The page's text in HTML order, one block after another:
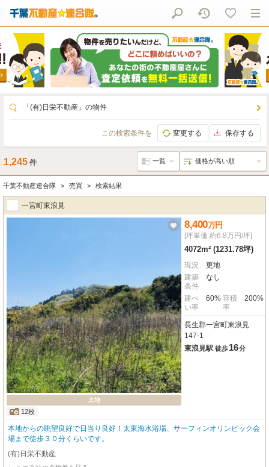
「(有)日栄不動産」の物件
この検索条件を 変更する 保存する
1,245 件
千葉不動産連合隊 売買 検索結果
一宮町東浪見
土地
12枚
8,400万円
[坪単価 約6.8万円/坪]
4072m² (1231.78坪)
現況
更地
建築
条件
なし
建ぺ
い率
60% 容積
率
200%
長生郡一宮町東浪見
147-1
東浪見駅 徒歩16分
本地からの眺望良好で日当り良好！太東海水浴場、サーフィンオリンピック会
場まで徒歩３０分くらいです。
(有)日栄不動産